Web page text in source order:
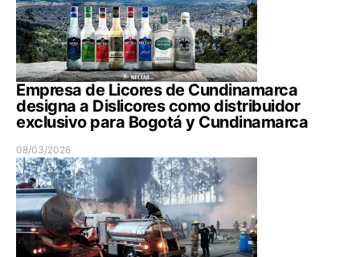
Empresa de Licores de Cundinamarca
designa a Dislicores como distribuidor
exclusivo para Bogotá y Cundinamarca
08/03/2026